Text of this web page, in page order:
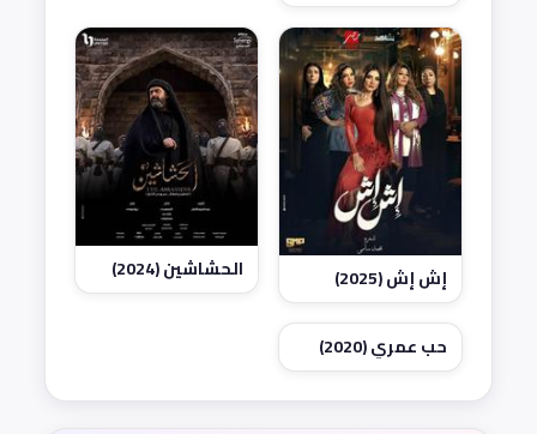
إش إش (2025) الحشاشين (2024)
حب عمري (2020)